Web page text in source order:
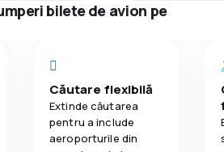
5,0
3,0
1,0
4,0
Prețul
Confort în
bilete de avion pe
Căutare flexibilă
Extinde căutarea
pentru a include
aeroporturile din